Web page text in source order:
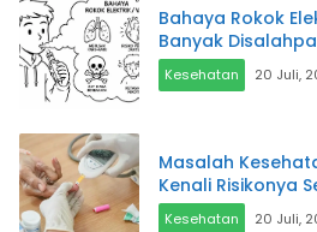
Bahaya Rokok
Banyak
Kesehatan 20 Juli,
Masalah
Kenali Risikonya
Kesehatan 20 Juli,